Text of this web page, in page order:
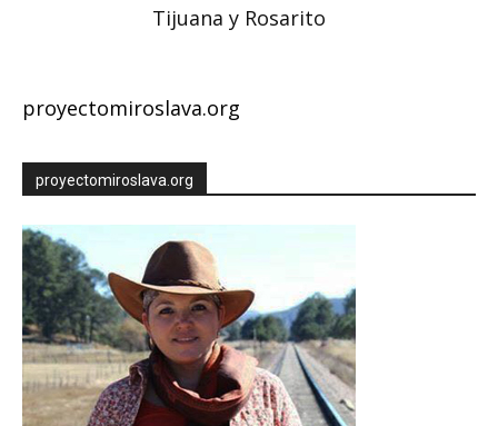
Tijuana y Rosarito
proyectomiroslava.org
proyectomiroslava.org